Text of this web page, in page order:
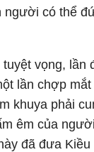
người có thể
vọng, lần
lần chợp
khuya phải
êm của
đã đưa